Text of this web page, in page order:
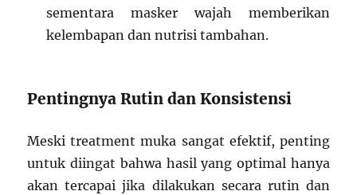
sementara masker wajah memberikan
kelembapan dan nutrisi tambahan.
Pentingnya Rutin dan Konsistensi
Meski treatment muka sangat efektif, penting
untuk diingat bahwa hasil yang optimal hanya
akan tercapai jika dilakukan secara rutin dan